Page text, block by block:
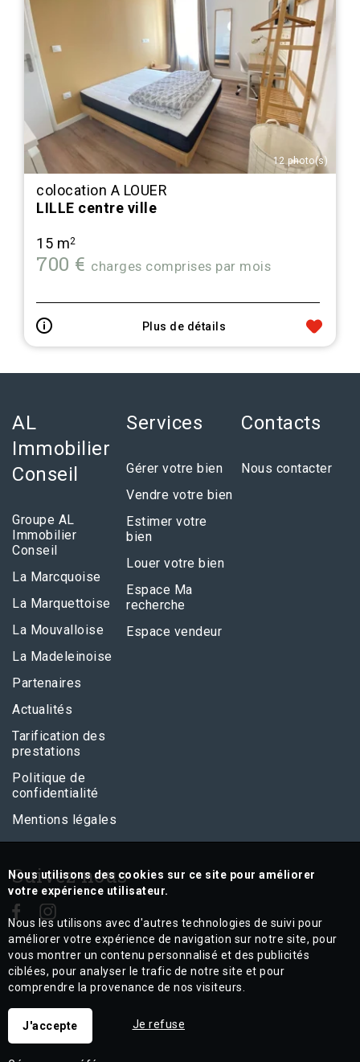
12 photo(s)
colocation A LOUER
LILLE centre ville
15 m2
700 € charges comprises par mois
Plus de détails
AL
Immobilier
Conseil
Groupe AL
Immobilier
Conseil
La Marcquoise
La Marquettoise
La Mouvalloise
La Madeleinoise
Partenaires
Actualités
Tarification des
prestations
Politique de
confidentialité
Mentions légales
Services
Gérer votre bien
Vendre votre bien
Estimer votre
bien
Louer votre bien
Espace Ma
recherche
Espace vendeur
Contacts
Nous contacter
Suivez nous
Nous utilisons des cookies sur ce site pour améliorer
votre expérience utilisateur.
Nous les utilisons avec d'autres technologies de suivi pour
améliorer votre expérience de navigation sur notre site, pour
vous montrer un contenu personnalisé et des publicités
ciblées, pour analyser le trafic de notre site et pour
comprendre la provenance de nos visiteurs.
J'accepte Je refuse